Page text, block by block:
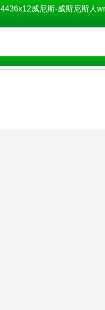
4436x12威尼斯-威斯尼斯人